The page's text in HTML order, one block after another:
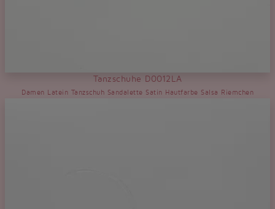
Tanzschuhe D0012LA
Damen Latein Tanzschuh Sandalette Satin Hautfarbe Salsa Riemchen